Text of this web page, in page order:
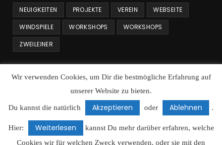
NEUIGKEITEN PROJEKTE VEREIN WEBSEITE
WINDSPIELE WORKSHOPS WORKSHOPS
ZWEILEINER
Beitrags Archiv
Archiv
Datenschutz
Cookie Richtlinie
Datenschutz: Social Media Buttons
Wir verwenden Cookies, um Dir die bestmögliche Erfahrung auf
unserer Website zu bieten.
Du kannst die natürlich Akzeptieren oder Ablehnen .
Hier: Weiterlesen
kannst Du mehr darüber erfahren, welche
Cookies wir für welchen Zweck verwenden, oder sie mit den